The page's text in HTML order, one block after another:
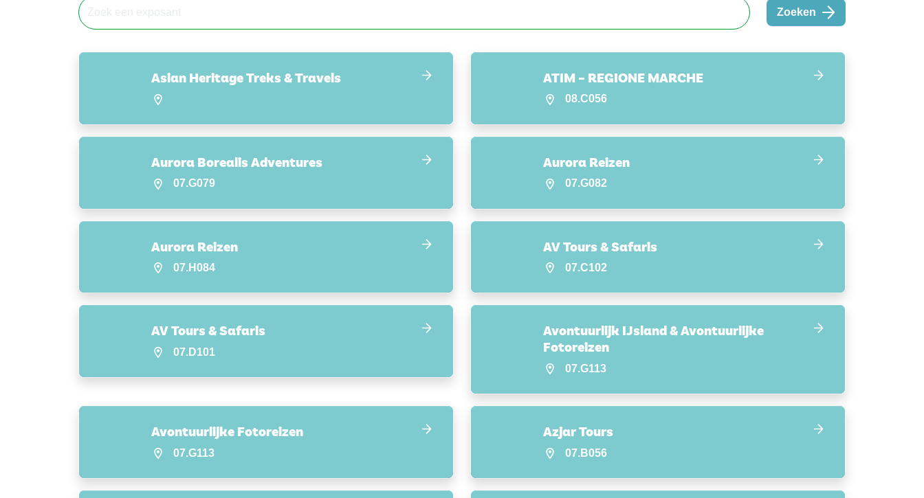
Zoeken
Asian Heritage Treks & Travels ATIM – REGIONE MARCHE
08.C056
Aurora Borealis Adventures
07.G079
Aurora Reizen
07.G082
Aurora Reizen
07.H084
AV Tours & Safaris
07.C102
AV Tours & Safaris
07.D101
Avontuurlijk IJsland & Avontuurlijke
Fotoreizen
07.G113
Avontuurlijke Fotoreizen
07.G113
Azjar Tours
07.B056